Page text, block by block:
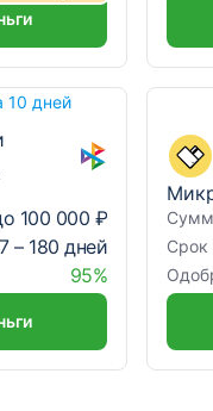
10 дней
100 000 ₽
7 – 180 дней
95%
Срок